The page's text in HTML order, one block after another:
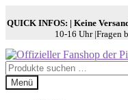
QUICK INFOS: | Keine
10-16 Uhr |Fragen
Zur
Navigation
springen
Zum
Inhalt
springen
Suchen
nach:
Menü